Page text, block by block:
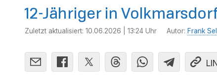
12-Jähriger in
Zuletzt aktualisiert: 10.06.2026 | 13:24 Uhr Autor: Frank